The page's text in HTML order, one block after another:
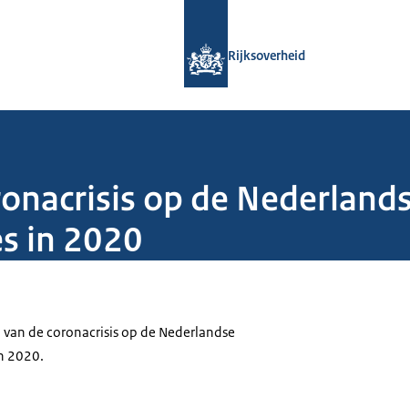
Rijksoverheid
op de
in 2020
de coronacrisis op de Nederlandse
2020.